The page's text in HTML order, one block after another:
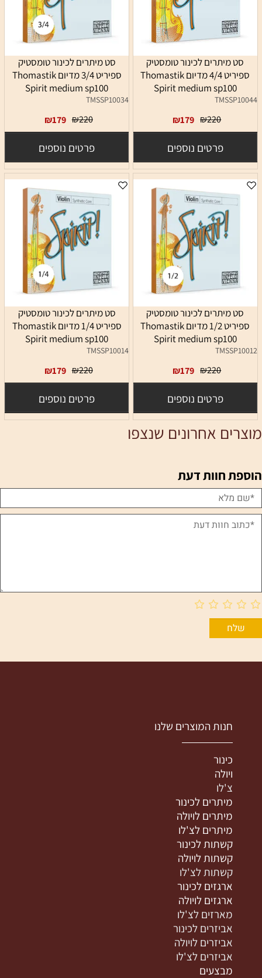
סט מיתרים לכינור טומסטיק
ספיריט 4/4 מדיום Thomastik
Spirit medium sp100
TMSSP10044
₪220
₪179
פרטים נוספים
סט מיתרים לכינור טומסטיק
ספיריט 3/4 מדיום Thomastik
Spirit medium sp100
TMSSP10034
₪220
₪179
פרטים נוספים
סט מיתרים לכינור טומסטיק
ספיריט 1/2 מדיום Thomastik
Spirit medium sp100
TMSSP10012
₪220
₪179
פרטים נוספים
סט מיתרים לכינור טומסטיק
ספיריט 1/4 מדיום Thomastik
Spirit medium sp100
TMSSP10014
₪220
₪179
פרטים נוספים
מוצרים אחרונים שנצפו
הוספת חוות דעת
חנות המוצרים שלנו
כינור
ויולה
צ'לו
מיתרים לכינור
מיתרים לויולה
מיתרים לצ'לו
קשתות לכינור
קשתות לויולה
קשתות לצ'לו
ארגזים לכינור
ארגזים לויולה
מארזים לצ'לו
אביזרים לכינור
אביזרים לויולה
אביזרים לצ'לו
מבצעים